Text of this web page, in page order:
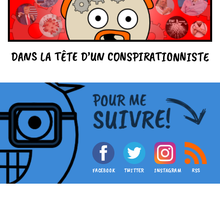
DANS LA TÊTE D’UN CONSPIRATIONNISTE
FACEBOOK TWITTER INSTAGRAM RSS